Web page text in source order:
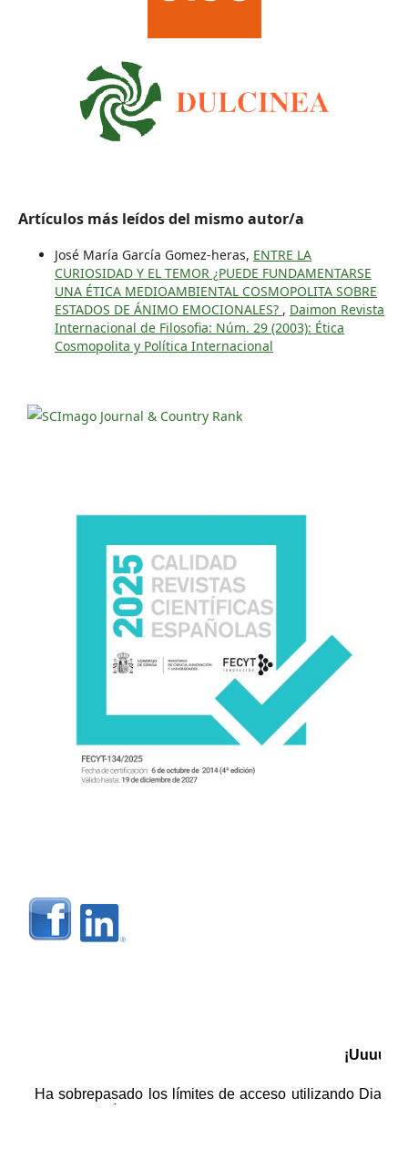
Artículos más leídos del mismo autor/a
José María García Gomez-heras, ENTRE LA
CURIOSIDAD Y EL TEMOR ¿PUEDE FUNDAMENTARSE
UNA ÉTICA MEDIOAMBIENTAL COSMOPOLITA SOBRE
ESTADOS DE ÁNIMO EMOCIONALES? , Daimon Revista
Internacional de Filosofia: Núm. 29 (2003): Ética
Cosmopolita y Política Internacional